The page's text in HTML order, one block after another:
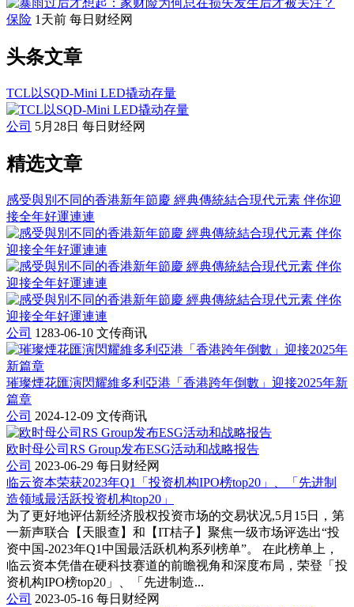
保险 1天前 每日财经网
头条文章
TCL以SQD-Mini LED撬动存量
公司 5月28日 每日财经网
精选文章
感受與別不同的香港新年節慶 經典傳統結合現代元素 伴你迎
接全年好運連連
公司 1283-06-10 文传商讯
璀璨煙花匯演閃耀維多利亞港「香港跨年倒數」迎接2025年新
篇章
公司 2024-12-09 文传商讯
欧时母公司RS Group发布ESG活动和战略报告
公司 2023-06-29 每日财经网
临云资本荣获2023年Q1「投资机构IPO榜top20」、「先进制
造领域最活跃投资机构top20」
为了更好地评估新经济股权投资市场的交易状况,5月15日，第
一新声联合【天眼查】和【IT桔子】聚焦一级市场评选出“投
资中国-2023年Q1中国最活跃机构系列榜单”。 在此榜单上，
临云资本凭借在硬科技赛道的前瞻视角和深度布局，荣登「投
资机构IPO榜top20」、「先进制造...
公司 2023-05-16 每日财经网